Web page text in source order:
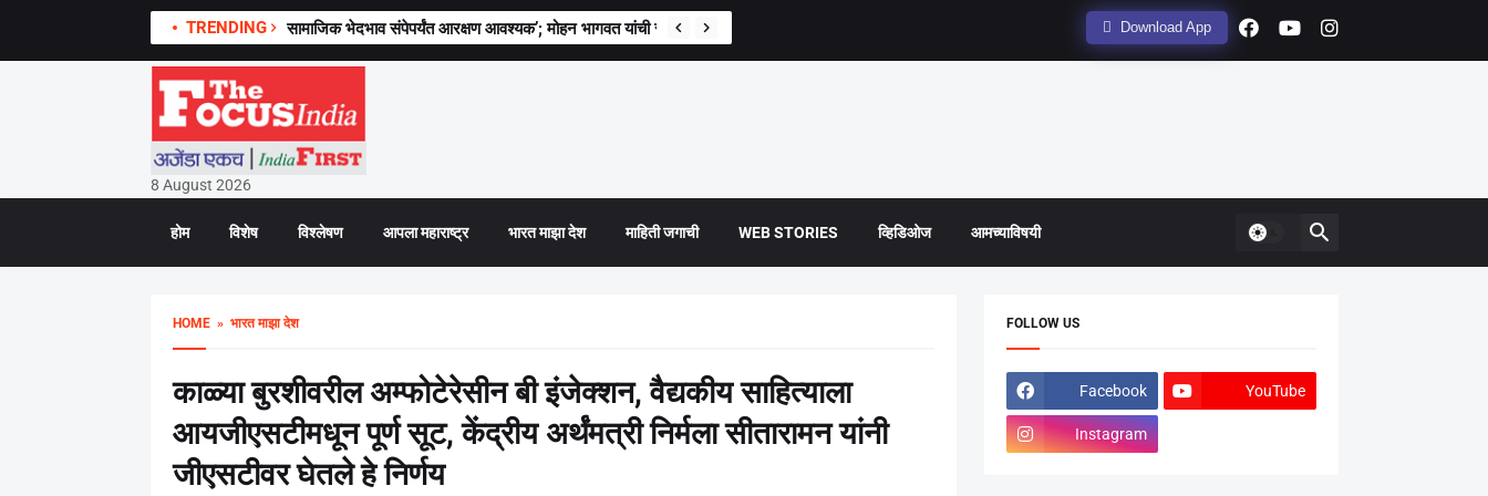
TRENDING जात प्रमाणपत्र प्रकरणावर विखे पाटील यांची भूमिका; ‘कट आढळल्यास संबंधितांवर कारवाई’
सामाजिक भेदभाव संपेपर्यंत आरक्षण आवश्यक’; मोहन भागवत यांची स्पष्ट भूमिका Download App
8 August 2026
होम विशेष विश्लेषण आपला महाराष्ट्र भारत माझा देश माहिती जगाची WEB STORIES व्हिडिओज आमच्याविषयी
HOME» भारत माझा देश
काळ्या बुरशीवरील अम्फोटेरेसीन बी इंजेक्शन, वैद्यकीय साहित्याला
आयजीएसटीमधून पूर्ण सूट, केंद्रीय अर्थंमत्री निर्मला सीतारामन यांनी
जीएसटीवर घेतले हे निर्णय
FOLLOW US
Facebook YouTube
Instagram